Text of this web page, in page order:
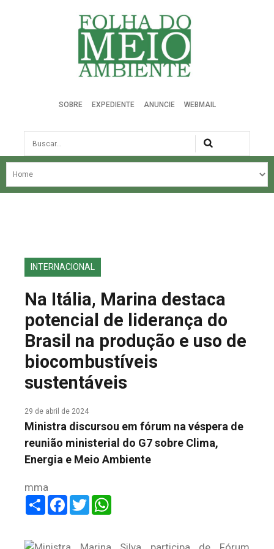
Folha do Meio Ambiente
SOBRE EXPEDIENTE ANUNCIE WEBMAIL
Busca
NOSSA HISTÓRIA
EDIÇÕES ANTERIORES
FALE CONOSCO
INTERNACIONAL
Na Itália, Marina destaca
potencial de liderança do
Brasil na produção e uso de
biocombustíveis
sustentáveis
29 de abril de 2024
Ministra discursou em fórum na véspera de
reunião ministerial do G7 sobre Clima,
Energia e Meio Ambiente
mma
ShareFacebook
Twitter